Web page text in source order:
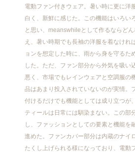
電動ファン付きウェア。暑い時に更に洋
白く、新鮮に感じた。この機能はいろい
と思い、meanswhileとして作るならど
え、暑い時期でも長袖の洋服を着なけれ
ョンを想定した時に、雨から身を守るた
した。ただ、ファン部分から外気を吸い
悪く、市場でもレインウェアと空調服の
品はあまり投入されていないのが実情。
付けるだけでも機能としては成り立つが
ティールは日常には馴染まない。この部
し、ファッションとしての要素と機能を
進めた。ファンカバー部分は内蔵のナイ
たくし上げられる様になっており、電動